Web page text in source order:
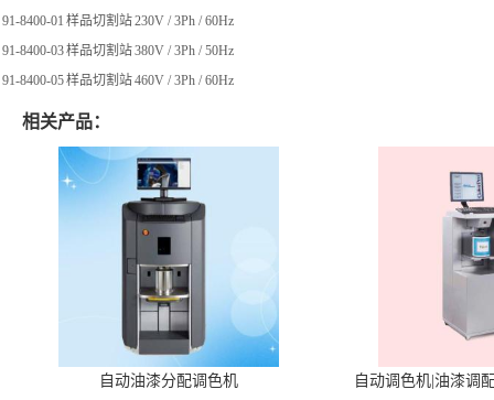
91-8400-01 样品切割站230V / 3Ph / 60Hz
91-8400-03样品切割站380V / 3Ph / 50Hz
91-8400-05样品切割站460V / 3Ph / 60Hz
相关产品：
自动油漆分配调色机 自动调色机|油漆调